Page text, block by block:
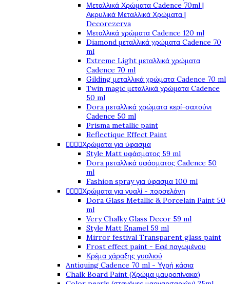
Μεταλλικά Χρώματα Cadence 70ml |
Ακρυλικά Μεταλλικά Χρώματα |
Decorezerva
Μεταλλικά χρώματα Cadence 120 ml
Diamond μεταλλικά χρώματα Cadence 70
ml
Extreme Light μεταλλικά χρώματα
Cadence 70 ml
Gilding μεταλλικά χρώματα Cadence 70 ml
Twin magic μεταλλικά χρώματα Cadence
50 ml
Dora μεταλλικά χρώματα κερί-σαπούνι
Cadence 50 ml
Prisma metallic paint
Reflectique Effect Paint
Χρώματα για ύφασμα
Style Matt υφάσματος 59 ml
Dora μεταλλικά υφάσματος Cadence 50
ml
Fashion spray για ύφασμα 100 ml
Χρώματα για γυαλί - πορσελάνη
Dora Glass Metallic & Porcelain Paint 50
ml
Very Chalky Glass Decor 59 ml
Style Matt Enamel 59 ml
Mirror festival Transparent glass paint
Frost effect paint - Εφέ παγωμένου
Κρέμα χάραξης γυαλιού
Antiquing Cadence 70 ml - Υγρή κάσια
Chalk Board Paint (Χρώμα μαυροπίνακα)